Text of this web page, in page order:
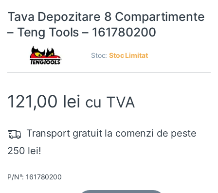
Tava Depozitare 8 Compartimente
– Teng Tools – 161780200
Stoc:Stoc Limitat
121,00 lei cu TVA
Transport gratuit la comenzi de peste
250 lei!
P/N°: 161780200